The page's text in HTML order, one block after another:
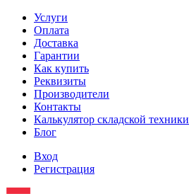
Услуги
Оплата
Доставка
Гарантии
Как купить
Реквизиты
Производители
Контакты
Калькулятор складской техники
Блог
Вход
Регистрация